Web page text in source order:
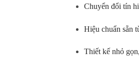
Chuyển đổi tín
Hiệu chuẩn sẵn
Thiết kế nhỏ